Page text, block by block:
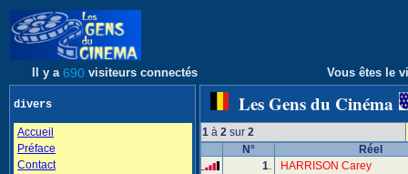
Il y a 690 visiteurs connectés Vous êtes le
divers
Accueil
Préface
Contact
Les Gens du Cinéma
1 à 2 sur 2
N°
Réel
1.
HARRISON Carey